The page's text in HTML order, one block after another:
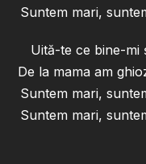
Suntem mari,
Uită-te ce bine-mi
De la mama am
Suntem mari,
Suntem mari,